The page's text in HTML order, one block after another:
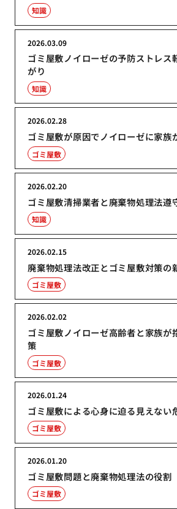
知識
ゴミ屋敷ノイローゼの予防ストレス
がり
2026.03.09
知識
ゴミ屋敷が原因でノイローゼに家族
2026.02.28
ゴミ屋敷
ゴミ屋敷清掃業者と廃棄物処理法遵
2026.02.20
知識
廃棄物処理法改正とゴミ屋敷対策の
2026.02.15
ゴミ屋敷
ゴミ屋敷ノイローゼ高齢者と家族が
策
2026.02.02
ゴミ屋敷
ゴミ屋敷による心身に迫る見えない
2026.01.24
ゴミ屋敷
ゴミ屋敷問題と廃棄物処理法の役割
2026.01.20
ゴミ屋敷